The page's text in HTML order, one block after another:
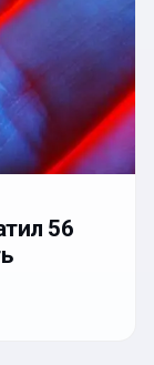
56